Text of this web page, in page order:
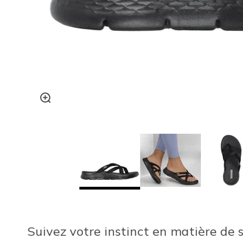
Suivez votre instinct en matière de